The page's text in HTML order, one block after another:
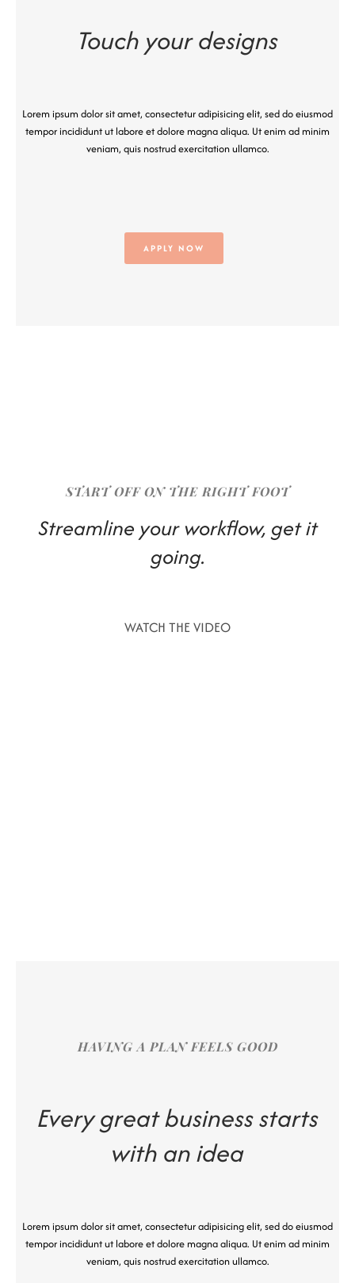
Touch your designs
Lorem ipsum dolor sit amet, consectetur adipisicing elit, sed do eiusmod
tempor incididunt ut labore et dolore magna aliqua. Ut enim ad minim
veniam, quis nostrud exercitation ullamco.
APPLY NOW
START OFF ON THE RIGHT FOOT
Streamline your workflow, get it
going.
WATCH THE VIDEO
HAVING A PLAN FEELS GOOD
Every great business starts
with an idea
Lorem ipsum dolor sit amet, consectetur adipisicing elit, sed do eiusmod
tempor incididunt ut labore et dolore magna aliqua. Ut enim ad minim
veniam, quis nostrud exercitation ullamco.